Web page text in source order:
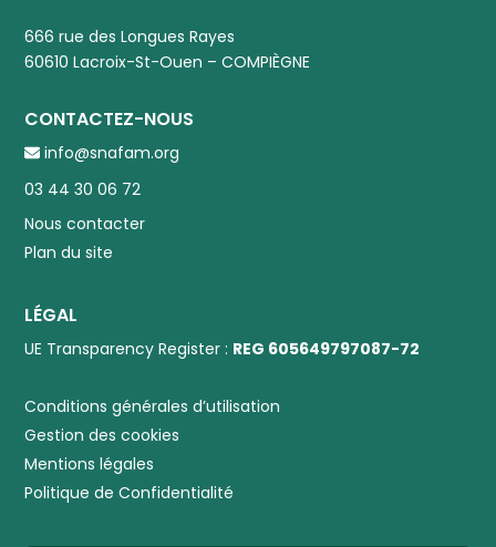
666 rue des Longues Rayes
60610 Lacroix-St-Ouen – COMPIÈGNE
CONTACTEZ-NOUS
info@snafam.org
03 44 30 06 72
Nous contacter
Plan du site
LÉGAL
UE Transparency Register : REG 605649797087-72
Conditions générales d’utilisation
Gestion des cookies
Mentions légales
Politique de Confidentialité